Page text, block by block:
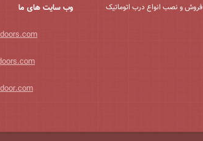
فروش و نصب انواع درب اتوماتیک وب سایت های ما